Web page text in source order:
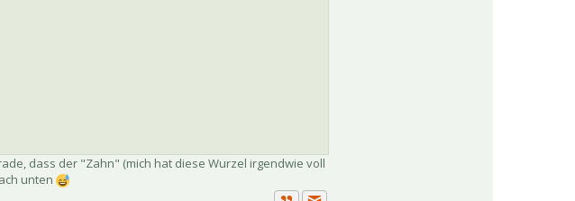
dass der "Zahn" (mich hat diese Wurzel irgendwie voll
unten